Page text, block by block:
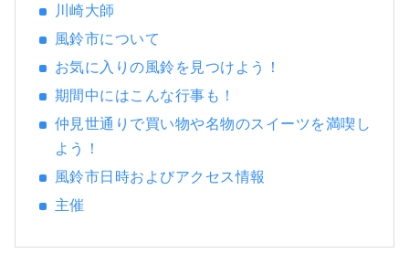
り、日本のありのままの都市生活に触れるこ
とができます。 日本の高度経済成長を支えた
工業地帯から生まれた工場夜景が有名です
が、江戸幕府を開いた将軍によって整備され
た東京から京都までの大動脈である「東海
道」の宿場町「東海道五十三次」の一つとし
民家がある日本民家園があります。人気アニ
か紹介いたします。 ◇川崎市の工場夜景 日本
川崎大師
風鈴市について
お気に入りの風鈴を見つけよう！
期間中にはこんな行事も！
仲見世通りで買い物や名物のスイーツを満喫し
よう！
風鈴市日時およびアクセス情報
主催